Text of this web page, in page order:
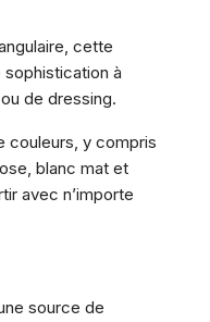
cette
à
de dressing.
couleurs, y compris
blanc mat et
avec n’importe
source de